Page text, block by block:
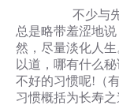
不少与先生
总是略带羞涩地
然，尽量淡化人
以道，哪有什么
不好的习惯呢!（
习惯概括为长寿